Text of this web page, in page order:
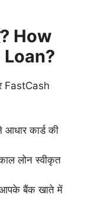
How
FastCash
कार्ड की
लोन स्वीकृत
आपके बैंक खाते में